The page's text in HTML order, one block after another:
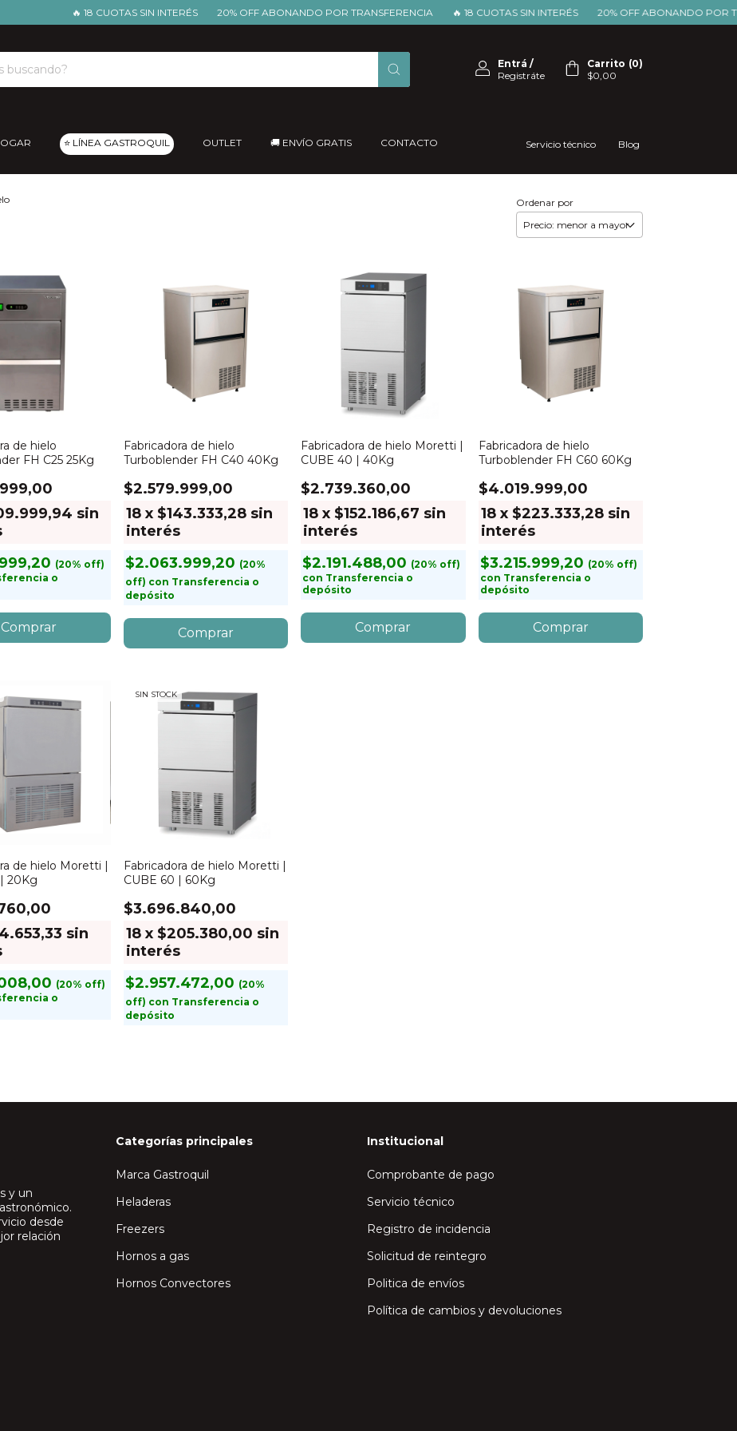
🔥 18 CUOTAS SIN INTERÉS 20% OFF ABONANDO POR TRANSFERENCIA 🔥 18 CUOTAS SIN INTERÉS 20% OFF ABONANDO POR
Entrá /
Registráte
Carrito (0)
$0,00
⭐ LÍNEA GASTROQUIL OUTLET 🚚 ENVÍO GRATIS CONTACTO Servicio técnico Blog
Ordenar por
de hielo
FH C25 25Kg
sin
o
Fabricadora de hielo
Turboblender FH C40 40Kg
$2.579.999,00
18 x $143.333,28 sin
interés
$2.063.999,20
con Transferencia o
depósito
Fabricadora de hielo Moretti |
CUBE 40 | 40Kg
$2.739.360,00
18 x $152.186,67 sin
interés
$2.191.488,00
con Transferencia o
depósito
Fabricadora de hielo
Turboblender FH C60 60Kg
$4.019.999,00
18 x $223.333,28 sin
interés
$3.215.999,20
con Transferencia o
depósito
de hielo Moretti |
20Kg
sin
o
SIN STOCK
Fabricadora de hielo Moretti |
CUBE 60 | 60Kg
$3.696.840,00
18 x $205.380,00 sin
interés
$2.957.472,00
con Transferencia o
depósito
y un
desde
relación
Categorías principales
Marca Gastroquil
Heladeras
Freezers
Hornos a gas
Hornos Convectores
Institucional
Comprobante de pago
Servicio técnico
Registro de incidencia
Solicitud de reintegro
Politica de envíos
Política de cambios y devoluciones